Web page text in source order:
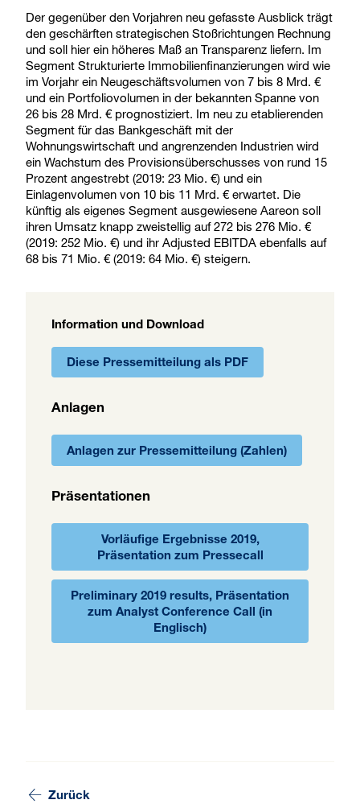
Der gegenüber den Vorjahren neu gefasste Ausblick trägt
den geschärften strategischen Stoßrichtungen Rechnung
und soll hier ein höheres Maß an Transparenz liefern. Im
Segment Strukturierte Immobilienfinanzierungen wird wie
im Vorjahr ein Neugeschäftsvolumen von 7 bis 8 Mrd. €
und ein Portfoliovolumen in der bekannten Spanne von
26 bis 28 Mrd. € prognostiziert. Im neu zu etablierenden
Segment für das Bankgeschäft mit der
Wohnungswirtschaft und angrenzenden Industrien wird
ein Wachstum des Provisionsüberschusses von rund 15
Prozent angestrebt (2019: 23 Mio. €) und ein
Einlagenvolumen von 10 bis 11 Mrd. € erwartet. Die
künftig als eigenes Segment ausgewiesene Aareon soll
ihren Umsatz knapp zweistellig auf 272 bis 276 Mio. €
(2019: 252 Mio. €) und ihr Adjusted EBITDA ebenfalls auf
68 bis 71 Mio. € (2019: 64 Mio. €) steigern.
Information und Download
Diese Pressemitteilung als PDF
Anlagen
Anlagen zur Pressemitteilung (Zahlen)
Präsentationen
Vorläufige Ergebnisse 2019,
Präsentation zum Pressecall
Preliminary 2019 results, Präsentation
zum Analyst Conference Call (in
Englisch)
Zurück